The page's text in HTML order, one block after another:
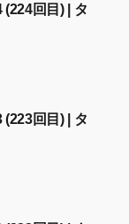
回目) | タ
回目) | タ